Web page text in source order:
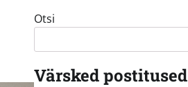
Otsi
Värsked postitused